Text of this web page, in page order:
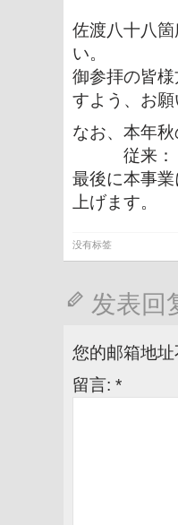
佐渡八十八
い。
御参拝の皆
すよう、お
なお、本年
従来：１
最後に本事
上げます。
没有标签
发表回
您的邮箱地
留言: *